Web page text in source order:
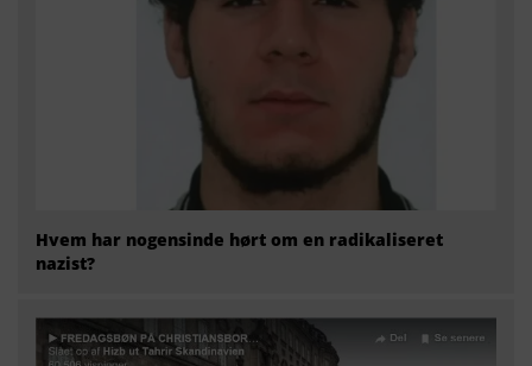
Hvem har nogensinde hørt om en radikaliseret
nazist?